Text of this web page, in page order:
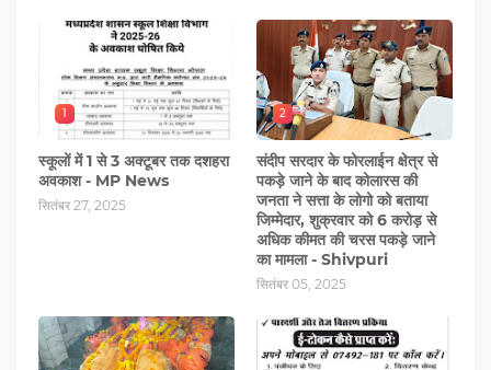
1
स्कूलों में 1 से 3 अक्टूबर तक दशहरा
अवकाश - MP News
सितंबर 27, 2025
2
संदीप सरदार के फोरलाईन क्षेत्र से
पकड़े जाने के बाद कोलारस की
जनता ने सत्ता के लोगो को बताया
जिम्मेदार, शुक्रवार को 6 करोड़ से
अधिक कीमत की चरस पकड़े जाने
का मामला - Shivpuri
सितंबर 05, 2025